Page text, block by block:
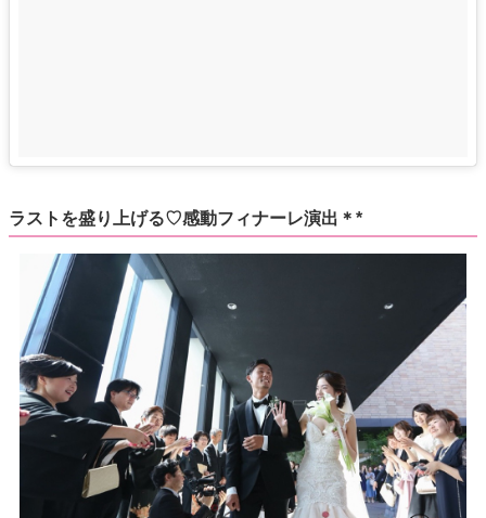
ラストを盛り上げる♡感動フィナーレ演出＊*